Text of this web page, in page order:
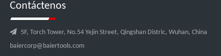
Contáctenos
 5F, Torch Tower, No.54 Yejin Street, Qingshan Distric, Wuhan, China
baiercorp@baiertools.com